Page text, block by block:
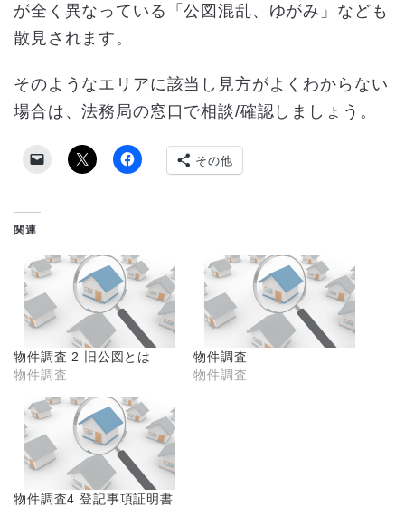
が全く異なっている「公図混乱、ゆがみ」なども
散見されます。
そのようなエリアに該当し見方がよくわからない
場合は、法務局の窓口で相談/確認しましょう。
その他
関連
物件調査 2 旧公図とは
物件調査
物件調査
物件調査
物件調査4 登記事項証明書